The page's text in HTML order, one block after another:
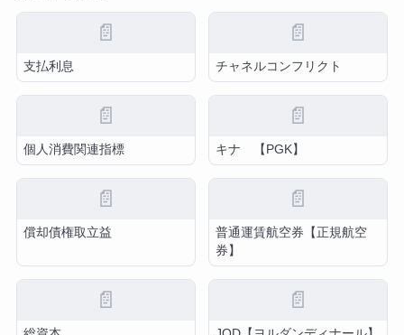
📄
支払利息
📄
チャネルコンフリクト
📄
個人消費関連指標
📄
キナ 【PGK】
📄
償却債権取立益
📄
普通運賃航空券【正規航空
券】
📄 📄